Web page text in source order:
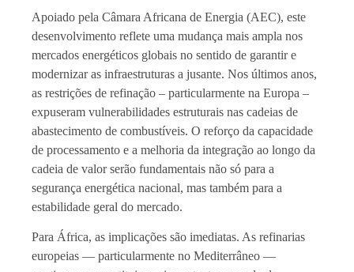
Apoiado pela Câmara Africana de Energia (AEC), este
desenvolvimento reflete uma mudança mais ampla nos
mercados energéticos globais no sentido de garantir e
modernizar as infraestruturas a jusante. Nos últimos anos,
as restrições de refinação – particularmente na Europa –
expuseram vulnerabilidades estruturais nas cadeias de
abastecimento de combustíveis. O reforço da capacidade
de processamento e a melhoria da integração ao longo da
cadeia de valor serão fundamentais não só para a
segurança energética nacional, mas também para a
estabilidade geral do mercado.
Para África, as implicações são imediatas. As refinarias
europeias — particularmente no Mediterrâneo —